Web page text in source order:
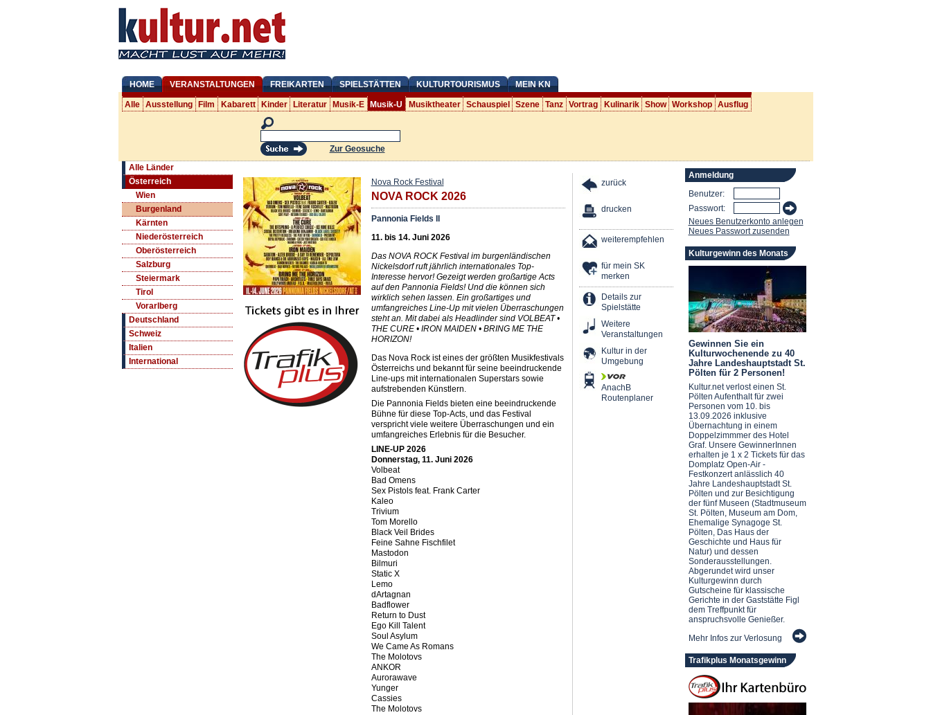
HOME VERANSTALTUNGEN FREIKARTEN SPIELSTÄTTEN KULTURTOURISMUS MEIN KN
Alle Ausstellung Film Kabarett Kinder Literatur Musik-E Musik-U Musiktheater Schauspiel Szene Tanz Vortrag Kulinarik Show Workshop Ausflug
Zur Geosuche
Alle Länder
Österreich
Wien
Burgenland
Kärnten
Niederösterreich
Oberösterreich
Salzburg
Steiermark
Tirol
Vorarlberg
Deutschland
Schweiz
Italien
International
Nova Rock Festival
NOVA ROCK 2026
Pannonia Fields II
11. bis 14. Juni 2026
Das NOVA ROCK Festival im burgenländischen
Nickelsdorf ruft jährlich internationales Top-
Interesse hervor! Gezeigt werden großartige Acts
auf den Pannonia Fields! Und die können sich
wirklich sehen lassen. Ein großartiges und
umfangreiches Line-Up mit vielen Überraschungen
steht an. Mit dabei als Headlinder sind VOLBEAT •
THE CURE • IRON MAIDEN • BRING ME THE
HORIZON!
Das Nova Rock ist eines der größten Musikfestivals
Österreichs und bekannt für seine beeindruckende
Line-ups mit internationalen Superstars sowie
aufstrebenden Künstlern.
Die Pannonia Fields bieten eine beeindruckende
Bühne für diese Top-Acts, und das Festival
verspricht viele weitere Überraschungen und ein
umfangreiches Erlebnis für die Besucher.
LINE-UP 2026
Donnerstag, 11. Juni 2026
Volbeat
Bad Omens
Sex Pistols feat. Frank Carter
Kaleo
Trivium
Tom Morello
Black Veil Brides
Feine Sahne Fischfilet
Mastodon
Bilmuri
Static X
Lemo
dArtagnan
Badflower
Return to Dust
Ego Kill Talent
Soul Asylum
We Came As Romans
The Molotovs
ANKOR
Aurorawave
Yunger
Cassies
The Molotovs
zurück
drucken
weiterempfehlen
für mein SK
merken
Details zur
Spielstätte
Weitere
Veranstaltungen
Kultur in der
Umgebung
AnachB
Routenplaner
Anmeldung
Benutzer:
Passwort:
Neues Benutzerkonto anlegen
Neues Passwort zusenden
Kulturgewinn des Monats
Gewinnen Sie ein
Kulturwochenende zu 40
Jahre Landeshauptstadt St.
Pölten für 2 Personen!
Kultur.net verlost einen St.
Pölten Aufenthalt für zwei
Personen vom 10. bis
13.09.2026 inklusive
Übernachtung in einem
Doppelzimmmer des Hotel
Graf. Unsere GewinnerInnen
erhalten je 1 x 2 Tickets für das
Domplatz Open-Air -
Festkonzert anlässlich 40
Jahre Landeshauptstadt St.
Pölten und zur Besichtigung
der fünf Museen (Stadtmuseum
St. Pölten, Museum am Dom,
Ehemalige Synagoge St.
Pölten, Das Haus der
Geschichte und Haus für
Natur) und dessen
Sonderausstellungen.
Abgerundet wird unser
Kulturgewinn durch
Gutscheine für klassische
Gerichte in der Gaststätte Figl
dem Treffpunkt für
anspruchsvolle Genießer.
Mehr Infos zur Verlosung
Trafikplus Monatsgewinn